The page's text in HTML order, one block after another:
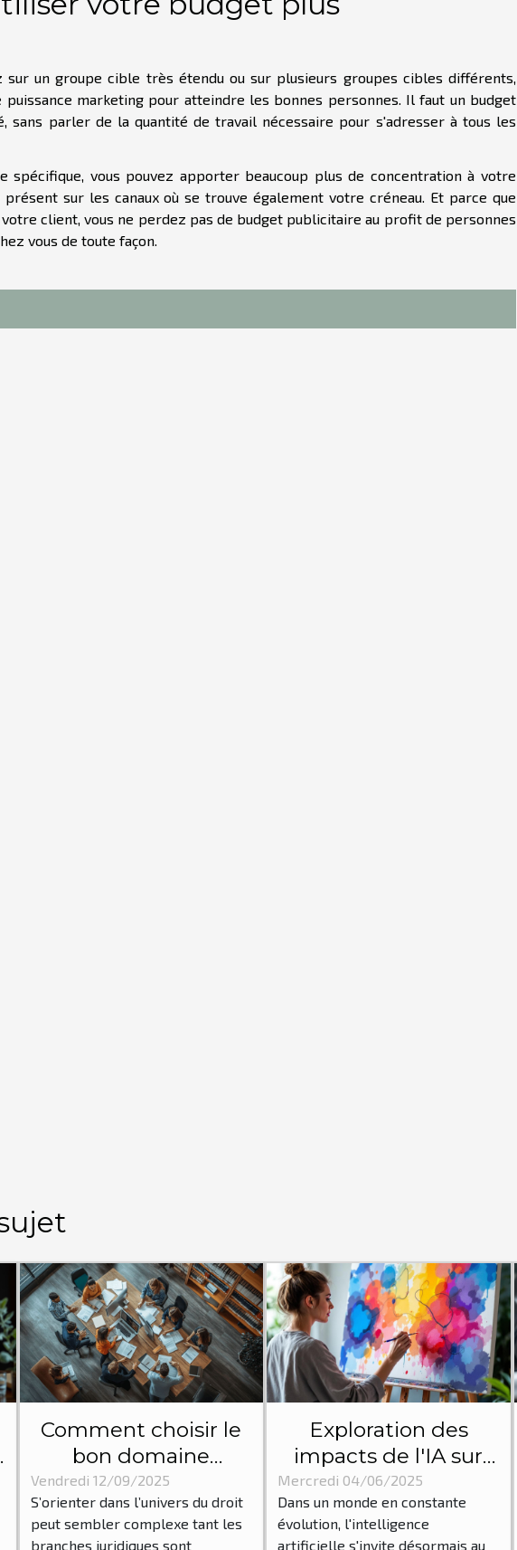
sur un groupe cible très étendu ou sur plusieurs groupes cibles différents,
puissance marketing pour atteindre les bonnes personnes. Il faut un budget
sans parler de la quantité de travail nécessaire pour s'adresser à tous les
spécifique, vous pouvez apporter beaucoup plus de concentration à votre
sur les canaux où se trouve également votre créneau. Et parce que
client, vous ne perdez pas de budget publicitaire au profit de personnes
vous de toute façon.
Comment choisir le
bon domaine
juridique pour votre
situation ?
Vendredi 12/09/2025
S’orienter dans l’univers du droit
peut sembler complexe tant les
branches juridiques sont
Exploration des
impacts de l'IA sur
les processus créatifs
traditionnels
Mercredi 04/06/2025
Dans un monde en constante
évolution, l'intelligence
artificielle s'invite désormais au